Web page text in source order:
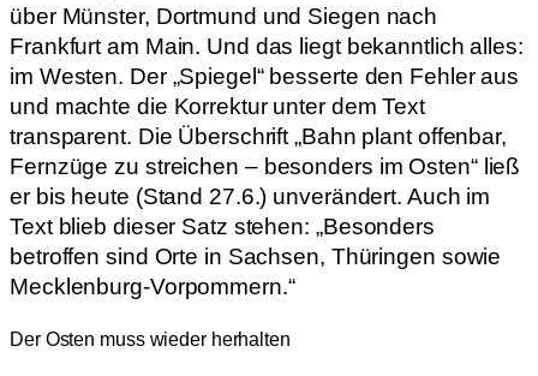
über Münster, Dortmund und Siegen nach
Frankfurt am Main. Und das liegt bekanntlich alles:
im Westen. Der „Spiegel“ besserte den Fehler aus
und machte die Korrektur unter dem Text
transparent. Die Überschrift „Bahn plant offenbar,
Fernzüge zu streichen – besonders im Osten“ ließ
er bis heute (Stand 27.6.) unverändert. Auch im
Text blieb dieser Satz stehen: „Besonders
betroffen sind Orte in Sachsen, Thüringen sowie
Mecklenburg-Vorpommern.“
Der Osten muss wieder herhalten